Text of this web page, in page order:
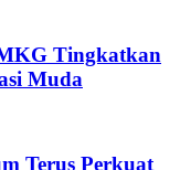
Tingkatkan
Muda
Terus Perkuat